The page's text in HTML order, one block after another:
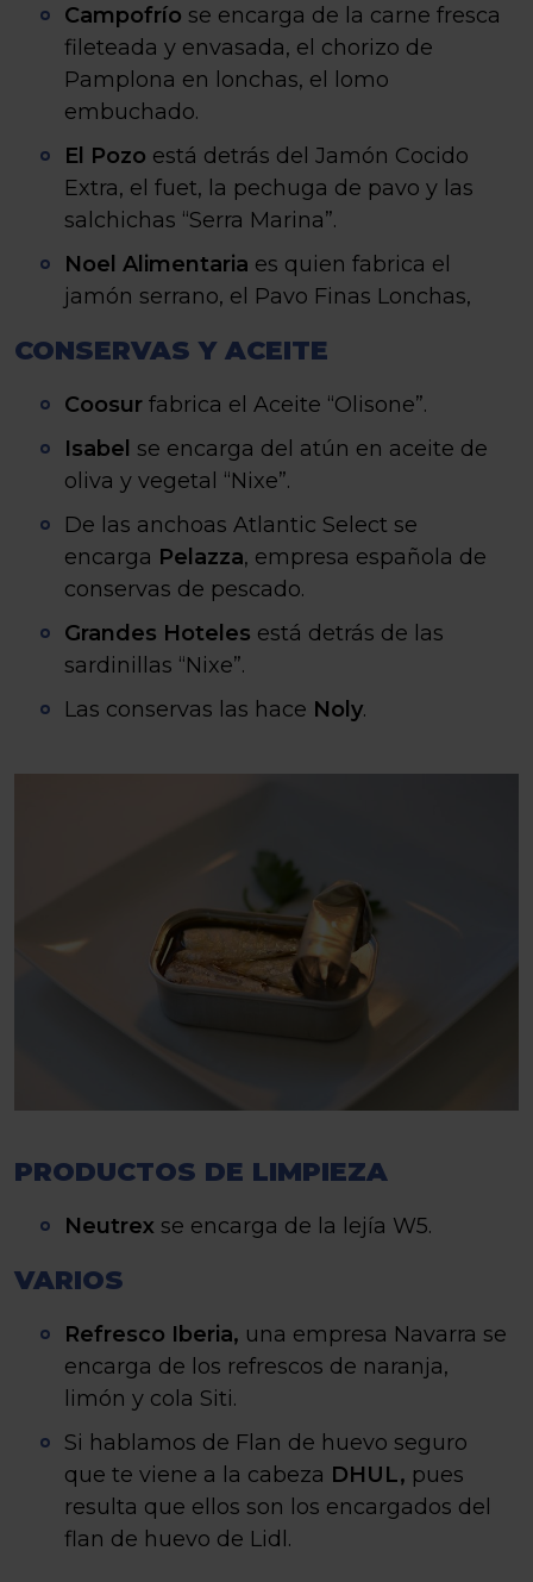
Campofrío se encarga de la carne fresca
fileteada y envasada, el chorizo de
Pamplona en lonchas, el lomo
embuchado.
El Pozo está detrás del Jamón Cocido
Extra, el fuet, la pechuga de pavo y las
salchichas “Serra Marina”.
Noel Alimentaria es quien fabrica el
jamón serrano, el Pavo Finas Lonchas,
CONSERVAS Y ACEITE
Coosur fabrica el Aceite “Olisone”.
Isabel se encarga del atún en aceite de
oliva y vegetal “Nixe”.
De las anchoas Atlantic Select se
encarga Pelazza, empresa española de
conservas de pescado.
Grandes Hoteles está detrás de las
sardinillas “Nixe”.
Las conservas las hace Noly.
PRODUCTOS DE LIMPIEZA
Neutrex se encarga de la lejía W5.
VARIOS
Refresco Iberia, una empresa Navarra se
encarga de los refrescos de naranja,
limón y cola Siti.
Si hablamos de Flan de huevo seguro
que te viene a la cabeza DHUL, pues
resulta que ellos son los encargados del
flan de huevo de Lidl.